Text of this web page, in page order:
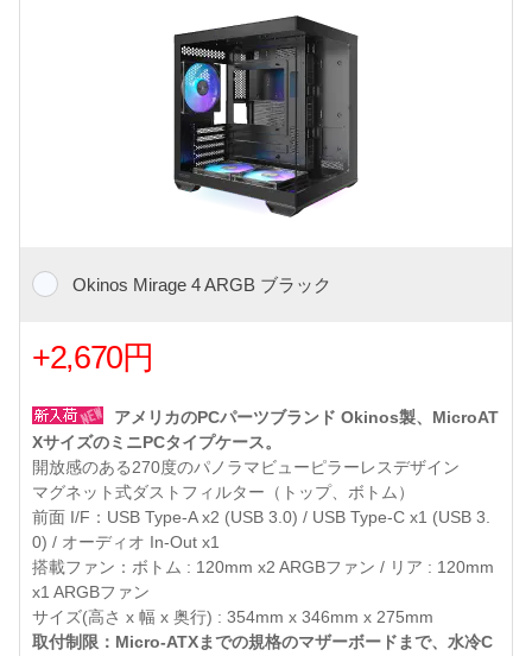
Okinos Mirage 4 ARGB ブラック
+2,670円
アメリカのPCパーツブランド Okinos製、MicroAT
XサイズのミニPCタイプケース。
開放感のある270度のパノラマビューピラーレスデザイン
マグネット式ダストフィルター（トップ、ボトム）
前面 I/F：USB Type-A x2 (USB 3.0) / USB Type-C x1 (USB 3.
0) / オーディオ In-Out x1
搭載ファン：ボトム : 120mm x2 ARGBファン / リア : 120mm
x1 ARGBファン
サイズ(高さ x 幅 x 奥行) : 354mm x 346mm x 275mm
取付制限：Micro-ATXまでの規格のマザーボードまで、水冷C